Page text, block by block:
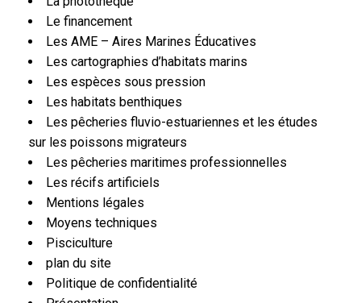
Le financement
Les AME – Aires Marines Éducatives
Les cartographies d’habitats marins
Les espèces sous pression
Les habitats benthiques
Les pêcheries fluvio-estuariennes et les études
sur les poissons migrateurs
Les pêcheries maritimes professionnelles
Les récifs artificiels
Mentions légales
Moyens techniques
Pisciculture
plan du site
Politique de confidentialité